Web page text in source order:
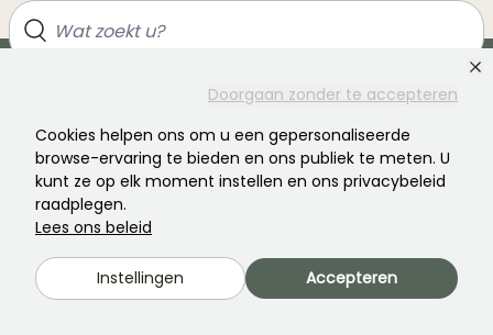
Doorgaan zonder te accepteren
Cookies helpen ons om u een gepersonaliseerde
browse-ervaring te bieden en ons publiek te meten. U
kunt ze op elk moment instellen en ons privacybeleid
raadplegen.
Lees ons beleid
Instellingen Accepteren
Word lid van de community van plantenliefhebbers!